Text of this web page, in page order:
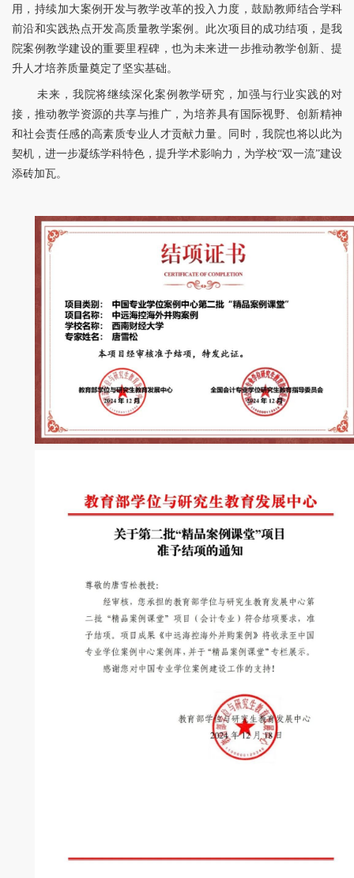
用，持续加大案例开发与教学改革的投入力度，鼓励教师结合学科
前沿和实践热点开发高质量教学案例。此次项目的成功结项，是我
院案例教学建设的重要里程碑，也为未来进一步推动教学创新、提
升人才培养质量奠定了坚实基础。
未来，我院将继续深化案例教学研究，加强与行业实践的对
接，推动教学资源的共享与推广，为培养具有国际视野、创新精神
和社会责任感的高素质专业人才贡献力量。同时，我院也将以此为
契机，进一步凝练学科特色，提升学术影响力，为学校“双一流”建设
添砖加瓦。